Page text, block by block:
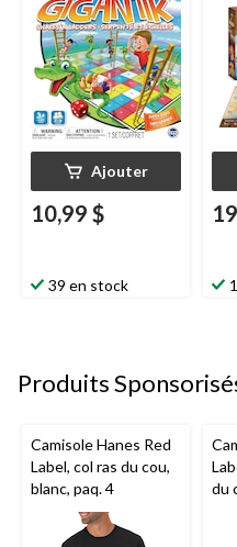
pour
anniversaire/cadeau-
surprise
Ajouter
10,99 $
39 en stock
Produits
Camisole Hanes Red
Label, col ras du cou,
blanc, paq. 4
du